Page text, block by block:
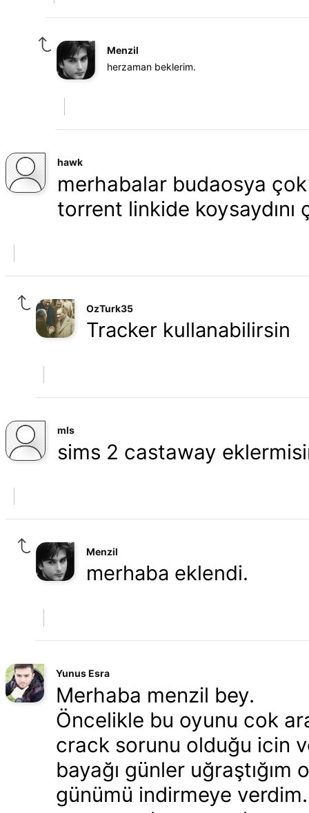
Menzil
herzaman beklerim.
hawk
merhabalar budaosya
torrent linkide koysaydını
OzTurk35
Tracker kullanabilirsin
mls
sims 2 castaway
Menzil
merhaba eklendi.
Yunus Esra
Merhaba menzil bey.
Öncelikle bu oyunu cok
crack sorunu olduğu icin
bayağı günler
günümü indirmeye